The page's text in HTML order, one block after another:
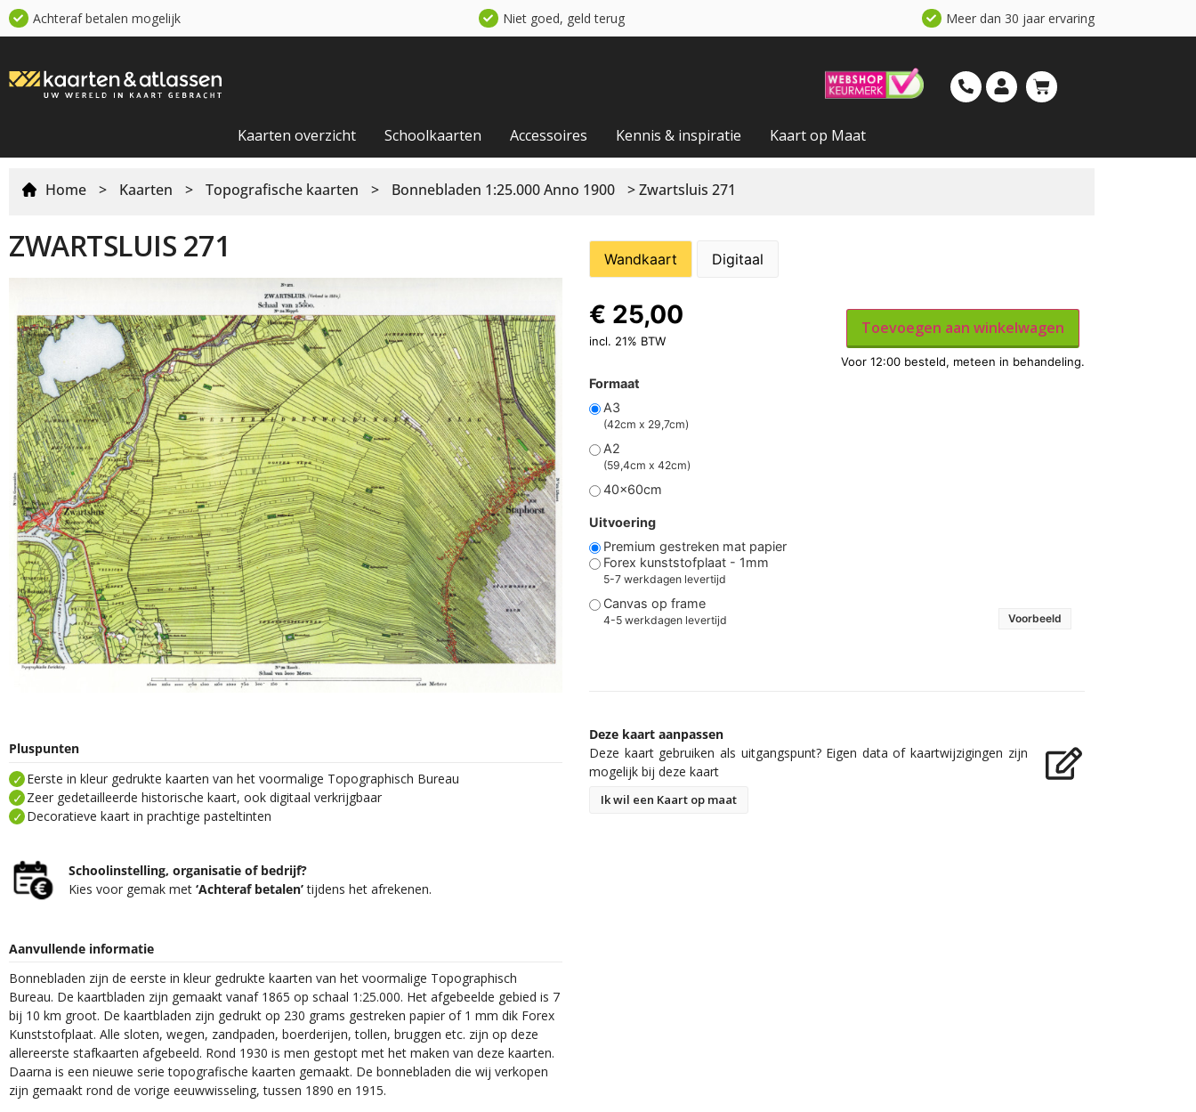
Achteraf betalen mogelijk Niet goed, geld terug Meer dan 30 jaar ervaring
Kaarten overzicht Schoolkaarten Accessoires Kennis & inspiratie Kaart op Maat
Home > Kaarten > Topografische kaarten > Bonnebladen 1:25.000 Anno 1900 > Zwartsluis 271
ZWARTSLUIS 271
Pluspunten
Eerste in kleur gedrukte kaarten van het voormalige Topographisch Bureau
Zeer gedetailleerde historische kaart, ook digitaal verkrijgbaar
Decoratieve kaart in prachtige pasteltinten
Schoolinstelling, organisatie of bedrijf?
Kies voor gemak met‘Achteraf betalen’tijdens het afrekenen.
Aanvullende informatie
Bonnebladen zijn de eerste in kleur gedrukte kaarten van het voormalige Topographisch
Bureau. De kaartbladen zijn gemaakt vanaf 1865 op schaal 1:25.000. Het afgebeelde gebied is 7
bij 10 km groot. De kaartbladen zijn gedrukt op 230 grams gestreken papier of 1 mm dik Forex
Kunststofplaat. Alle sloten, wegen, zandpaden, boerderijen, tollen, bruggen etc. zijn op deze
allereerste stafkaarten afgebeeld. Rond 1930 is men gestopt met het maken van deze kaarten.
Daarna is een nieuwe serie topografische kaarten gemaakt. De bonnebladen die wij verkopen
zijn gemaakt rond de vorige eeuwwisseling, tussen 1890 en 1915.
Wandkaart Digitaal
Formaat
A3
(42cm x 29,7cm)
A2
(59,4cm x 42cm)
40x60cm
Uitvoering
Premium gestreken mat papier
Forex kunststofplaat - 1mm
5-7 werkdagen levertijd
Canvas op frame
4-5 werkdagen levertijd Voorbeeld
€ 25,00
incl. 21% BTW
Toevoegen aan winkelwagen
Deze kaart aanpassen
Deze kaart gebruiken als uitgangspunt? Eigen data of kaartwijzigingen zijn
mogelijk bij deze kaart
Ik wil een Kaart op maat